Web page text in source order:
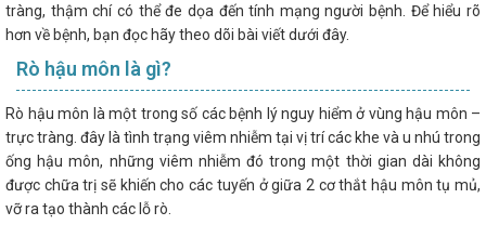
tràng, thậm chí có thể đe dọa đến tính mạng người bệnh. Để hiểu rõ
hơn về bệnh, bạn đọc hãy theo dõi bài viết dưới đây.
Rò hậu môn là gì?
Rò hậu môn là một trong số các bệnh lý nguy hiểm ở vùng hậu môn –
trực tràng. đây là tình trạng viêm nhiễm tại vị trí các khe và u nhú trong
ống hậu môn, những viêm nhiễm đó trong một thời gian dài không
được chữa trị sẽ khiến cho các tuyến ở giữa 2 cơ thắt hậu môn tụ mủ,
vỡ ra tạo thành các lỗ rò.